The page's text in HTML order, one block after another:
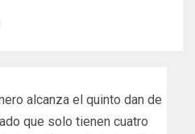
alcanza el quinto dan de
que solo tienen cuatro